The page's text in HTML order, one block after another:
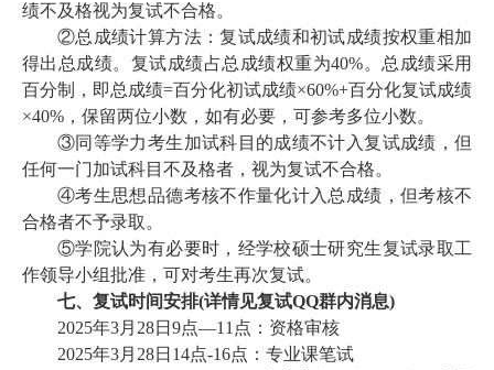
绩不及格视为复试不合格。
②总成绩计算方法：复试成绩和初试成绩按权重相加
得出总成绩。复试成绩占总成绩权重为40%。总成绩采用
百分制，即总成绩=百分化初试成绩×60%+百分化复试成绩
×40%，保留两位小数，如有必要，可参考多位小数。
③同等学力考生加试科目的成绩不计入复试成绩，但
任何一门加试科目不及格者，视为复试不合格。
④考生思想品德考核不作量化计入总成绩，但考核不
合格者不予录取。
⑤学院认为有必要时，经学校硕士研究生复试录取工
作领导小组批准，可对考生再次复试。
七、复试时间安排(详情见复试QQ群内消息)
2025年3月28日9点—11点：资格审核
2025年3月28日14点-16点：专业课笔试